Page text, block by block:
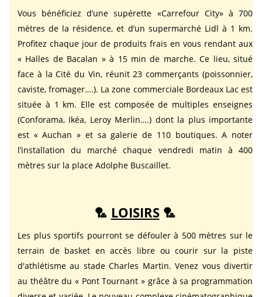
Vous bénéficiez d’une supérette «Carrefour City» à 700
mètres de la résidence, et d’un supermarché Lidl à 1 km.
Profitez chaque jour de produits frais en vous rendant aux
« Halles de Bacalan » à 15 min de marche. Ce lieu, situé
face à la Cité du Vin, réunit 23 commerçants (poissonnier,
caviste, fromager….). La zone commerciale Bordeaux Lac est
située à 1 km. Elle est composée de multiples enseignes
(Conforama, Ikéa, Leroy Merlin….) dont la plus importante
est « Auchan » et sa galerie de 110 boutiques. A noter
l’installation du marché chaque vendredi matin à 400
mètres sur la place Adolphe Buscaillet.
🏸 LOISIRS🏸
Les plus sportifs pourront se défouler à 500 mètres sur le
terrain de basket en accès libre ou courir sur la piste
d'athlétisme au stade Charles Martin. Venez vous divertir
au théâtre du « Pont Tournant » grâce à sa programmation